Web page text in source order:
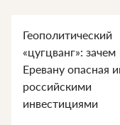
Геополитический
«цугцванг»: зачем
Еревану опасная
российскими
инвестициями